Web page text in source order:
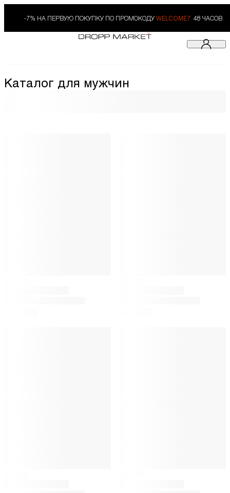
-7% НА ПЕРВУЮ ПОКУПКУ ПО ПРОМОКОДУ WELCOME7. 48 ЧАСОВ
Каталог для мужчин